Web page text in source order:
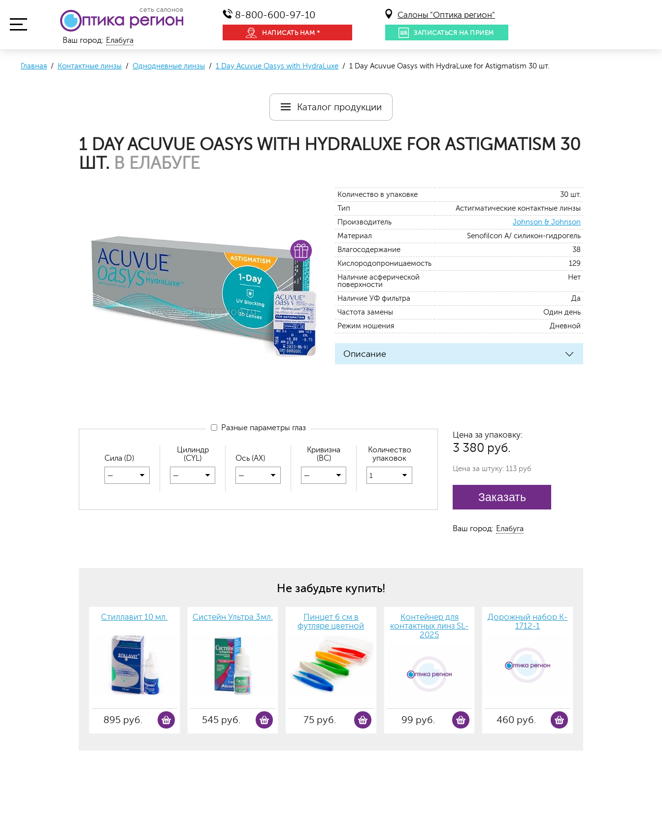
сеть салонов 8-800-600-97-10
НАПИСАТЬ НАМ *
Салоны "Оптика регион"
ЗАПИСАТЬСЯ НА ПРИЕМ
Ваш город: Елабуга
Главная / Контактные линзы / Однодневные линзы / 1 Day Acuvue Oasys with HydraLuxe / 1 Day Acuvue Oasys with HydraLuxe for Аstigmatism 30 шт.
Каталог продукции
1 DAY ACUVUE OASYS WITH HYDRALUXE FOR АSTIGMATISM 30
ШТ. В ЕЛАБУГЕ
Количество в упаковке
30 шт.
Тип
Астигматические контактные линзы
Производитель
Johnson & Johnson
Материал
Senofilcon A/ силикон-гидрогель
Влагосодержание
38
Кислородопроницаемость
129
Наличие асферической
поверхности
Нет
Наличие УФ фильтра
Да
Частота замены
Один день
Режим ношения
Дневной
Описание
Разные параметры глаз
Сила (D)
—
Цилиндр
(CYL)
—
Ось (AX)
—
Кривизна
(BC)
—
Количество
упаковок
1
Цена за упаковку:
3 380 руб.
Цена за штуку: 113 руб
Заказать
Ваш город: Елабуга
Не забудьте купить!
Стиллавит 10 мл.
895 руб.
Систейн Ультра 3мл.
545 руб.
Пинцет 6 см в
футляре цветной
75 руб.
Контейнер для
контактных линз SL-
2025
99 руб.
Дорожный набор K-
1712-1
460 руб.